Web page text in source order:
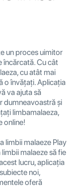
un proces uimitor
încărcată. Cu cât
cu atât mai
o învățați. Aplicația
va ajuta să
dumneavoastră și
limbamalaeza,
online!
limbii malaeze Play
malaeze să fie
lucru, aplicația
noi,
oferă